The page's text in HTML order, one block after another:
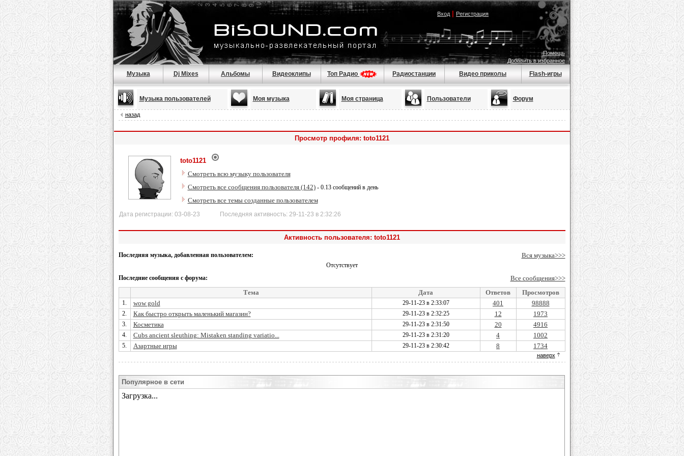
Вход| Регистрация
Помощь
Добавить в избранное
Музыка Dj Mixes Альбомы Видеоклипы Топ Радио Радиостанции Видео приколы Flash-игры
Музыка пользователей Моя музыка Моя страница Пользователи Форум
назад
Просмотр профиля: toto1121
toto1121
Смотреть всю музыку пользователя
Смотреть все сообщения пользователя (142)- 0.13 сообщений в день
Смотреть все темы созданные пользователем
Дата регистрации: 03-08-23 Последняя активность: 29-11-23 в 2:32:26
Активность пользователя: toto1121
Последняя музыка, добавленная пользователем: Вся музыка>>>
Отсутствует
Последние сообщения с форума:
Все сообщения>>>
Тема
Дата Ответов Просмотров
1. wow gold 29-11-23 в 2:33:07 401 98888
2. Как быстро открыть маленький магазин? 29-11-23 в 2:32:25 12 1973
3. Косметика 29-11-23 в 2:31:50 20 4916
4. Cubs ancient sleuthing: Mistaken standing variatio... 29-11-23 в 2:31:20 4 1002
5. Азартные игры 29-11-23 в 2:30:42 8 1734
наверх
Популярное в сети